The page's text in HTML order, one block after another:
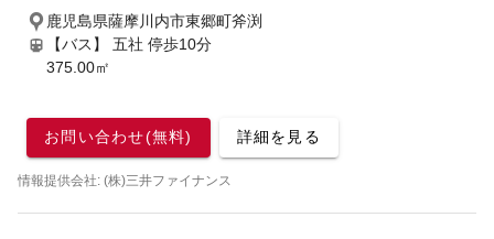
鹿児島県薩摩川内市東郷町斧渕
【バス】 五社 停歩10分
375.00㎡
お問い合わせ(無料) 詳細を見る
情報提供会社: (株)三井ファイナンス